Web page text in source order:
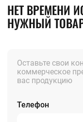
НЕТ ВРЕМЕНИ
НУЖНЫЙ
Оставьте свои
коммерческое
вас продукцию
Телефон